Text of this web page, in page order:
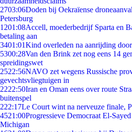
2703:06Doden bij Oekraïense
Petersburg
1201:08Accell, moederbedrijf Sparta en
betaling aan
3401:01Kind overleden na aanrijding
5300:28Van den Brink zet nog eens 14
spreidingswet
2522:56NAVO zet wegens Russische
gevechtsvliegtuigen in
2222:50Iran en Oman eens over route
buitenspel
222:17Le Court wint na nerveuze finale,
4521:00Progressieve Democraat El-
Michigan